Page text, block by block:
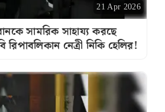
21 Apr 2026
সামরিক সাহায্য করছে
রিপাবলিকান নেত্রী নিকি হেলির!